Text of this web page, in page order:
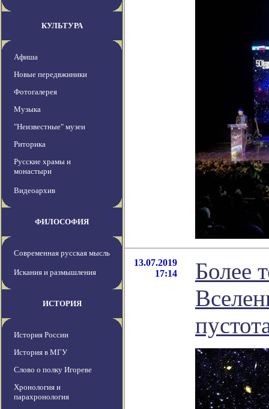
КУЛЬТУРА
Афиша
Новые передвжиники
Фотогалерея
Музыка
"Неизвестные" музеи
Риторика
Русские храмы и
монастыри
Видеоархив
ФИЛОСОФИЯ
Современная русская мысль
Искания и размышления
ИСТОРИЯ
История России
История в МГУ
Слово о полку Игореве
Хронология и
парахронология
13.07.2019
17:14
Более